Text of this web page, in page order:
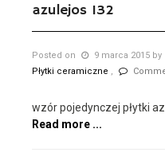
azulejos 132
Posted on 9 marca 2015 by
Płytki ceramiczne
wzór pojedynczej płytki
Read more ...